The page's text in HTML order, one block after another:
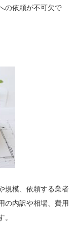
の依頼が不可欠で
規模、依頼する業者
の内訳や相場、費用
。